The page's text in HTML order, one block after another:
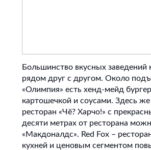
Большинство вкусных заведений
рядом друг с другом. Около
«Олимпия» есть хенд-мейд
картошечкой и соусами. Здесь же
ресторан «Чё? Харчо!» с
десяти метрах от ресторана
«Макдоналдс». Red Fox –
кухней и ценовым сегментом